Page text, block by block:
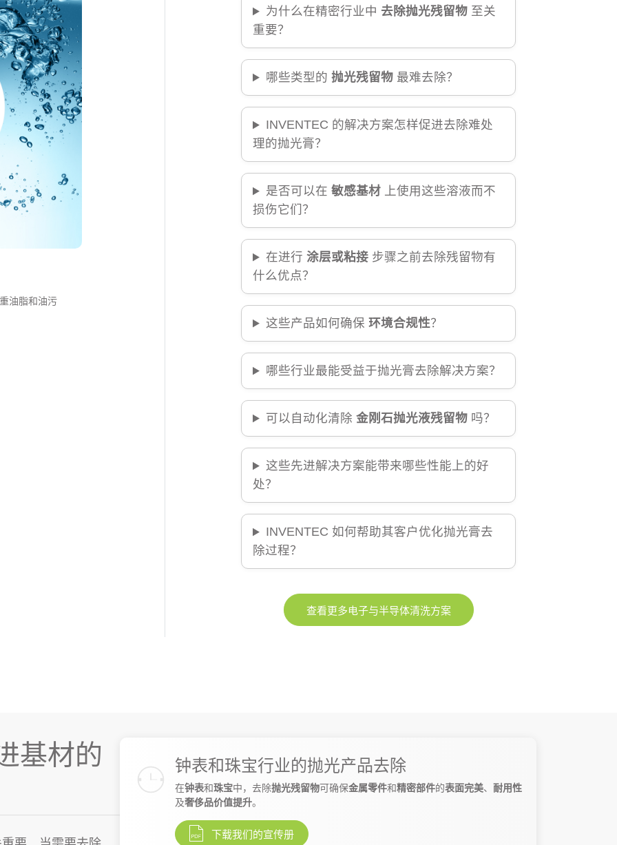
油脂和油污
为什么在精密行业中 去除抛光残留物至关
重要？
哪些类型的 抛光残留物最难去除？
INVENTEC 的解决方案怎样促进去除难处
理的抛光膏？
是否可以在 敏感基材上使用这些溶液而不
损伤它们？
在进行 涂层或粘接步骤之前去除残留物有
什么优点？
这些产品如何确保 环境合规性？
哪些行业最能受益于抛光膏去除解决方案？
可以自动化清除 金刚石抛光液残留物吗？
这些先进解决方案能带来哪些性能上的好
处？
INVENTEC 如何帮助其客户优化抛光膏去
除过程？
查看更多电子与半导体清洗方案
基材的 钟表和珠宝行业的抛光产品去除
在钟表和珠宝中，去除抛光残留物可确保金属零件和精密部件的表面完美、 耐用性
及奢侈品价值提升。
下载我们的宣传册